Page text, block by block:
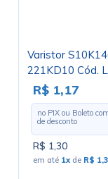
Varistor
221KD10 Cód.
3136
R$ 1,17
no PIX ou Boleto
de desconto
R$ 1,30
em até 1x de R$